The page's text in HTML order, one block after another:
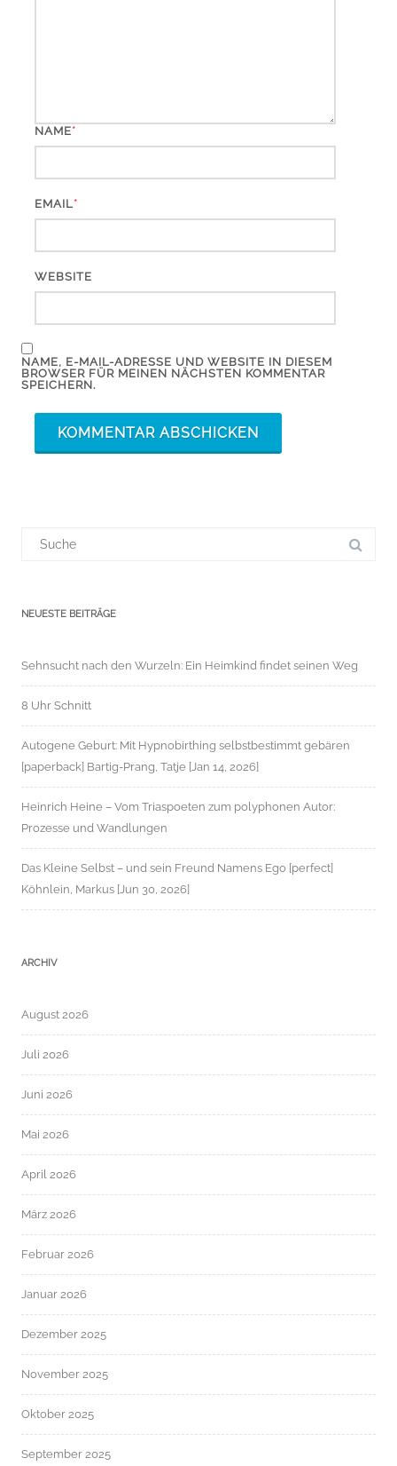
NAME*
EMAIL*
WEBSITE
NAME, E-MAIL-ADRESSE UND WEBSITE IN DIESEM
BROWSER FÜR MEINEN NÄCHSTEN KOMMENTAR
SPEICHERN.
NEUESTE BEITRÄGE
Sehnsucht nach den Wurzeln: Ein Heimkind findet seinen Weg
8 Uhr Schnitt
Autogene Geburt: Mit Hypnobirthing selbstbestimmt gebären
[paperback] Bartig-Prang, Tatje [Jan 14, 2026]
Heinrich Heine – Vom Triaspoeten zum polyphonen Autor:
Prozesse und Wandlungen
Das Kleine Selbst – und sein Freund Namens Ego [perfect]
Köhnlein, Markus [Jun 30, 2026]
ARCHIV
August 2026
Juli 2026
Juni 2026
Mai 2026
April 2026
März 2026
Februar 2026
Januar 2026
Dezember 2025
November 2025
Oktober 2025
September 2025